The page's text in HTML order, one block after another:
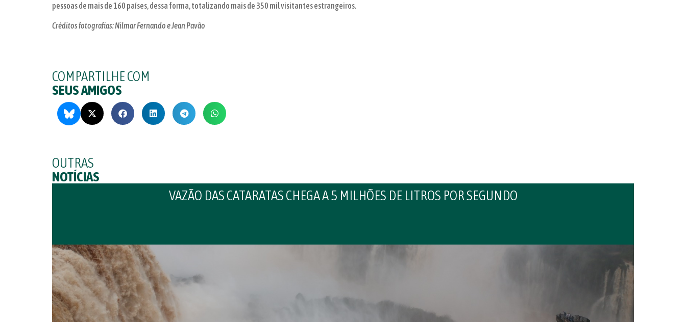
pessoas de mais de 160 países, dessa forma, totalizando mais de 350 mil visitantes estrangeiros.
Créditos fotografias: Nilmar Fernando e Jean Pavão
COMPARTILHE COM
SEUS AMIGOS
OUTRAS
NOTÍCIAS
VAZÃO DAS CATARATAS CHEGA A 5 MILHÕES DE LITROS POR SEGUNDO